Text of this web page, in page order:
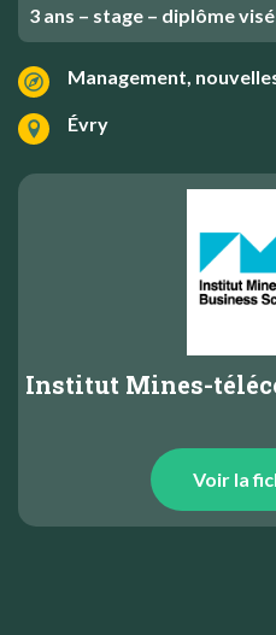
3 ans – stage – diplôme
Management,
Évry
Institut Mines-
Voir la